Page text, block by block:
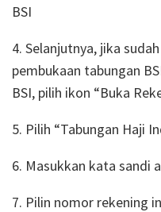
BSI
4. Selanjutnya, jika
pembukaan tabungan
BSI, pilih ikon “Buka
5. Pilih “Tabungan Haji
6. Masukkan kata sandi
7. Pilin nomor rekening